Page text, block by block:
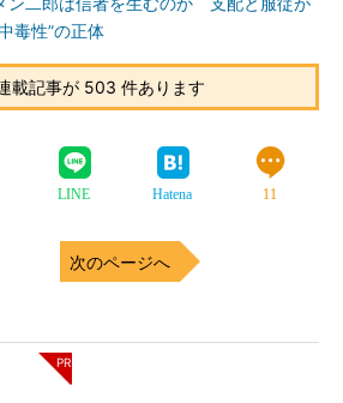
毒性”の正体
載記事が 503 件あります
LINE Hatena 11
次のページへ